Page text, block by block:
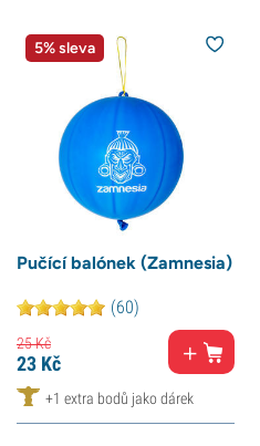
5% sleva
Pučící balónek (Zamnesia)
(60)
25Kč
23 Kč
+1 extra bodů jako dárek